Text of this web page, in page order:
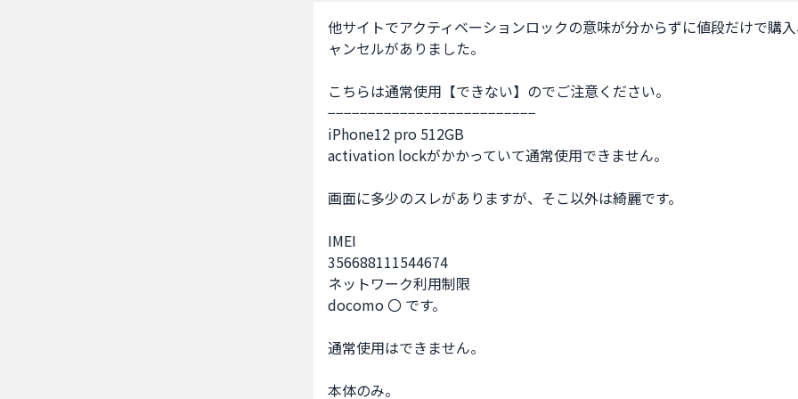
他サイトでアクティベーションロックの意味が分からずに値段だけで購
ャンセルがありました。
こちらは通常使用【できない】のでご注意ください。
−−−−−−−−−−−−−−−−−−−−−−−−−−
iPhone12 pro 512GB
activation lockがかかっていて通常使用できません。
画面に多少のスレがありますが、そこ以外は綺麗です。
IMEI
356688111544674
ネットワーク利用制限
docomo 〇 です。
通常使用はできません。
本体のみ。